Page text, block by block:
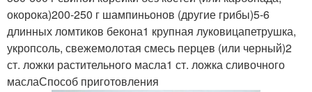
окорока)200-250 г шампиньонов (другие грибы)5-6
длинных ломтиков бекона1 крупная луковицапетрушка,
укропсоль, свежемолотая смесь перцев (или черный)2
ст. ложки растительного масла1 ст. ложка сливочного
маслаСпособ приготовления